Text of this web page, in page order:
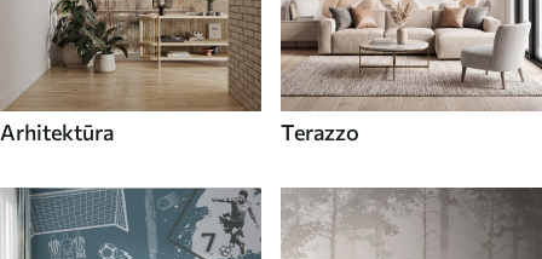
Arhitektūra Terazzo